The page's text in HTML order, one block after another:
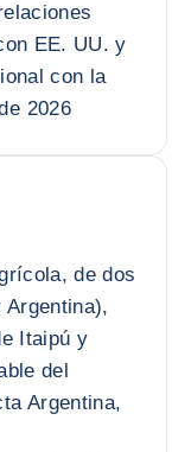
EE. UU. y
con la
2026
de dos
Itaipú y
del
Argentina,